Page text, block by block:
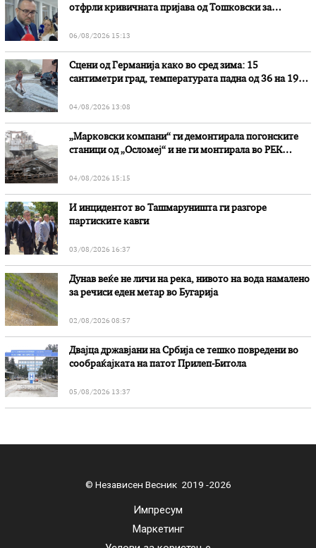
отфрли кривичната пријава од Тошковски за
06/08/2026 15:13
Сцени од Германија како во сред зима: 15
сантиметри град, температурата падна од 36 на 19
04/08/2026 13:08
„Марковски компани“ ги демонтирала погонските
станици од „Осломеј“ и не ги монтирала во РЕК
04/08/2026 15:15
И инцидентот во Ташмаруништa ги разгоре
партиските кавги
03/08/2026 16:37
Дунав веќе не личи на река, нивото на вода намалено
за речиси еден метар во Бугарија
02/08/2026 08:57
Двајца државјани на Србија се тешко повредени во
сообраќајката на патот Прилеп-Битола
05/08/2026 13:37
© Независен Весник 2019 -2026
Импресум
Маркетинг